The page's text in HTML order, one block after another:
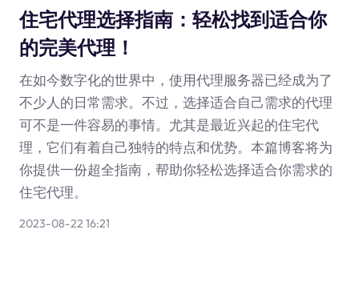
住宅代理选择指南：轻松找到适合你
的完美代理！
在如今数字化的世界中，使用代理服务器已经成为了
不少人的日常需求。不过，选择适合自己需求的代理
可不是一件容易的事情。尤其是最近兴起的住宅代
理，它们有着自己独特的特点和优势。本篇博客将为
你提供一份超全指南，帮助你轻松选择适合你需求的
住宅代理。
2023-08-22 16:21